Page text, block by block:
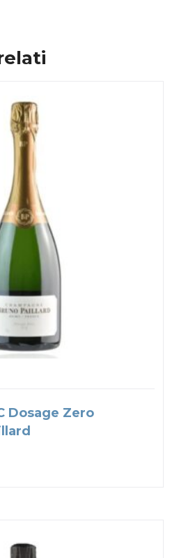
Dosage Zero